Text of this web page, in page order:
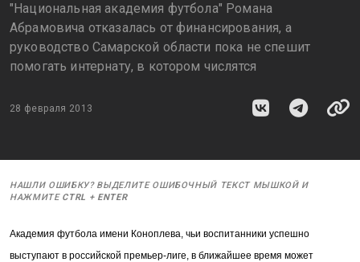
"Национальная академия футбола" Романа
Абрамовича отказалась от финансирования, а
руководство Самарской области пока не спешит
помогать интернату, в котором числятся
28 февраля 2013
НАШЛИ ОШИБКУ? ВЫДЕЛИТЕ ОШИБОЧНЫЙ ТЕКСТ МЫШКОЙ И
НАЖМИТЕ CTRL + ENTER
Академия футбола имени Коноплева, чьи воспитанники успешно
выступают в российской премьер-лиге, в ближайшее время может